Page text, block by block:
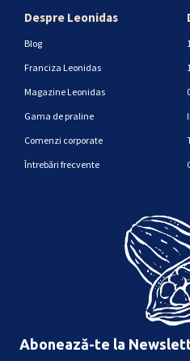
Despre Leonidas
Blog
Franciza Leonidas
Magazine Leonidas
Gama de praline
Comenzi corporate
Întrebări frecvente
Abonează-te la